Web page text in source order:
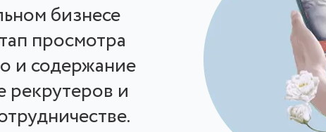
бизнесе
просмотра
и содержание
и